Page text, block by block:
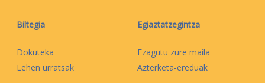
Biltegia
Dokuteka
Lehen urratsak
Egiaztatzegintza
Ezagutu zure maila
Azterketa-ereduak